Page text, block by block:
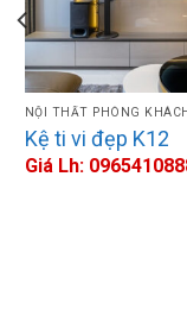
NỘI THẤT PHÒNG KHÁCH
Kệ ti vi đẹp K12
Giá Lh: